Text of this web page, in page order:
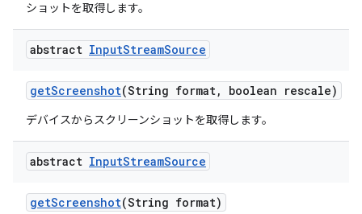
ショットを取得します。
abstract InputStreamSource
getScreenshot(String format, boolean rescale)
デバイスからスクリーンショットを取得します。
abstract InputStreamSource
getScreenshot(String format)